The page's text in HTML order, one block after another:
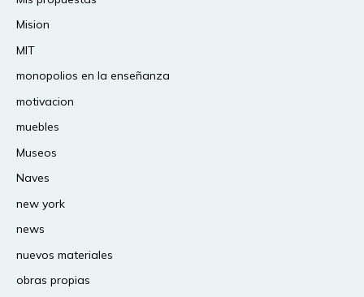
Mision
MIT
monopolios en la enseñanza
motivacion
muebles
Museos
Naves
new york
news
nuevos materiales
obras propias